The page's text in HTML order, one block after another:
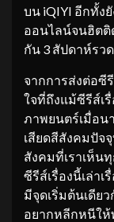
บน iQIYI อีกทั้ง
ออนไลน์จนฮิตติ
กัน 3 สัปดาห์รว
จากการส่งต่อซี
ใจที่ถึงแม้ซีรีส์เ
ภาพยนตร์เมื่อน
เสียดสีสังคมปัจ
สังคมที่เราเห็น
ซีรีส์เรื่องนี้เล่า
มีจุดเริ่มต้นเดีย
อยากหลีกหนีให้